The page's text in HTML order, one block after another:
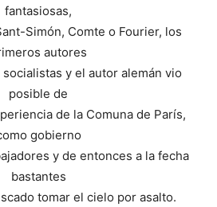
fantasiosas,
Simón, Comte o Fourier, los
autores
y el autor alemán vio
posible de
de la Comuna de París,
gobierno
y de entonces a la fecha
bastantes
tomar el cielo por asalto.